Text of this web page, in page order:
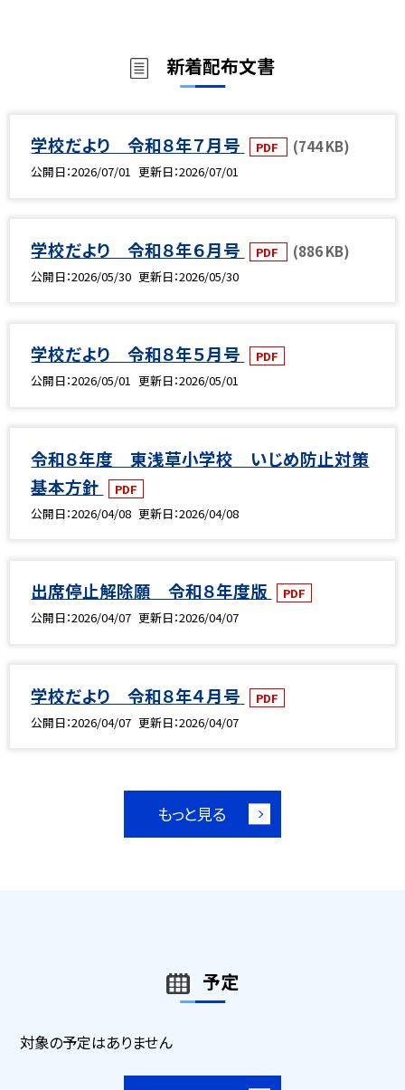
新着配布文書
学校だより 令和８年７月号 PDF (744 KB)
公開日 2026/07/01 更新日 2026/07/01
学校だより 令和８年６月号 PDF (886 KB)
公開日 2026/05/30 更新日 2026/05/30
学校だより 令和８年５月号
PDF
公開日 2026/05/01 更新日 2026/05/01
令和８年度 東浅草小学校 いじめ防止対策
基本方針
PDF
公開日 2026/04/08 更新日 2026/04/08
出席停止解除願 令和８年度版
PDF
公開日 2026/04/07 更新日 2026/04/07
学校だより 令和８年４月号
PDF
公開日 2026/04/07 更新日 2026/04/07
もっと見る
予定
対象の予定はありません